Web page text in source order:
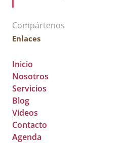
Compártenos
Enlaces
Inicio
Nosotros
Servicios
Blog
Videos
Contacto
Agenda